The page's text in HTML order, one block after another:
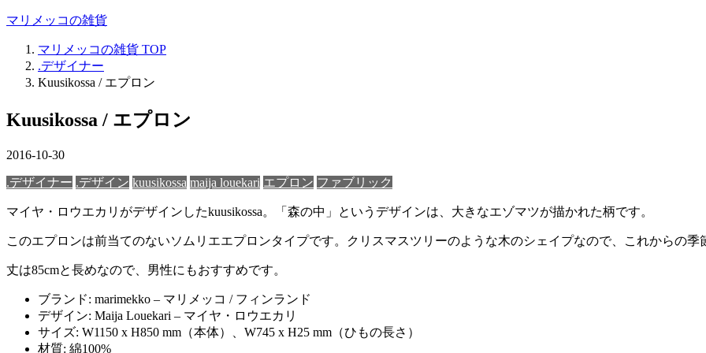
マリメッコの雑貨
マリメッコの雑貨 TOP
.デザイナー
Kuusikossa / エプロン
Kuusikossa / エプロン
2016-10-30
.デザイナー .デザイン kuusikossa maija louekari エプロン ファブリック
マイヤ・ロウエカリがデザインしたkuusikossa。「森の中」というデザインは、大きなエゾマツが描かれた柄です。
このエプロンは前当てのないソムリエエプロンタイプです。クリスマスツリーのような木のシェイプなので、これからの季
丈は85cmと長めなので、男性にもおすすめです。
ブランド: marimekko – マリメッコ / フィンランド
デザイン: Maija Louekari – マイヤ・ロウエカリ
サイズ: W1150 x H850 mm（本体）、W745 x H25 mm（ひもの長さ）
材質: 綿100%